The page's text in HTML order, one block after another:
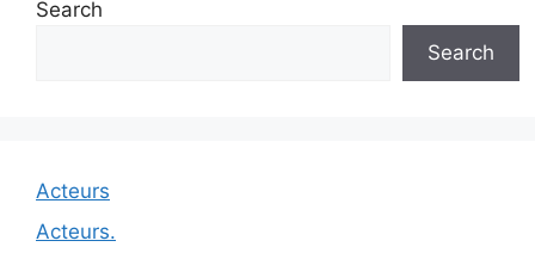
Search
Search
Acteurs
Acteurs.